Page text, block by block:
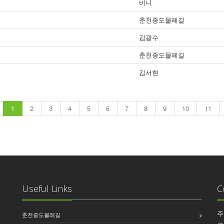
비니
춘천중도물레길
김광수
춘천중도물레길
김서현
1 2 3 4 5 6 7 8 9 10 11
Useful Links
춘천중도물레길